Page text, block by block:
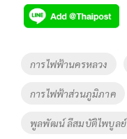
e
b
o
o
k
tt
er
p
y
Li
k
Tags
การไฟฟ้านครหลวง
การไฟฟ้าส่วนภูมิภาค
พูลพัฒน์ ลีสมบัติไพบูลย์